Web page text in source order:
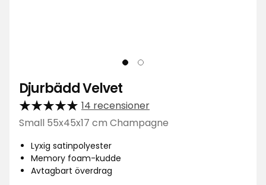
Djurbädd Velvet
14 recensioner
Small 55x45x17 cm Champagne
Lyxig satinpolyester
Memory foam-kudde
Avtagbart överdrag